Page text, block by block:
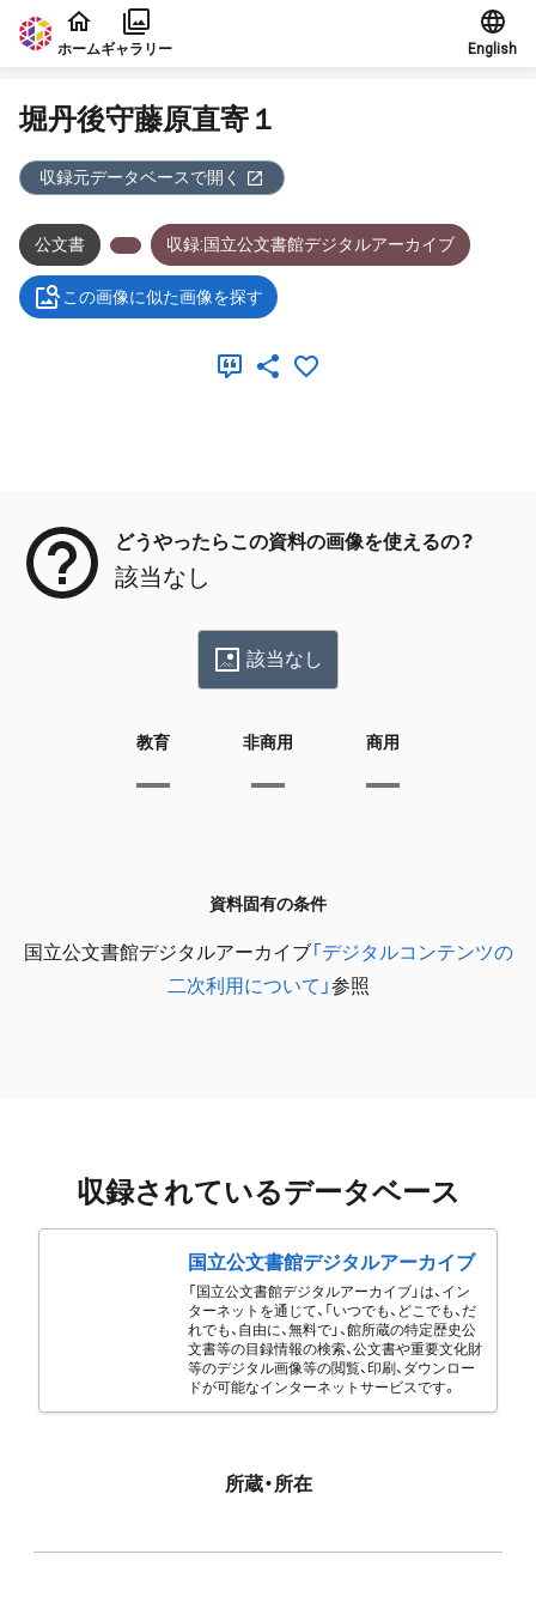
本文に飛ぶ
ホームギャラリー English
堀丹後守藤原直寄１
収録元データベースで開く
公文書 収録:国立公文書館デジタルアーカイブ
この画像に似た画像を探す
どうやったらこの資料の画像を使えるの？
該当なし
該当なし
教育 非商用 商用
資料固有の条件
国立公文書館デジタルアーカイブ「デジタルコンテンツの
二次利用について」参照
収録されているデータベース
国立公文書館デジタルアーカイブ
「国立公文書館デジタルアーカイブ」は、イン
ターネットを通じて、「いつでも、どこでも、だ
れでも、自由に、無料で」、館所蔵の特定歴史公
文書等の目録情報の検索、公文書や重要文化財
等のデジタル画像等の閲覧、印刷、ダウンロー
ドが可能なインターネットサービスです。
所蔵・所在